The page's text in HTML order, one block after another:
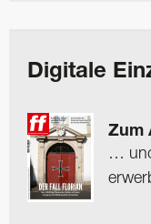
Digitale
Zum
…